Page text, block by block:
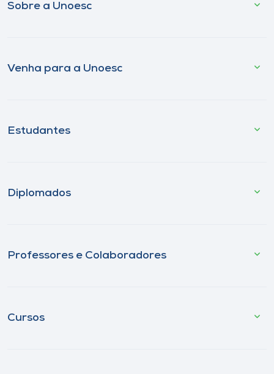
Sobre a Unoesc
Venha para a Unoesc
Estudantes
Diplomados
Professores e Colaboradores
Cursos